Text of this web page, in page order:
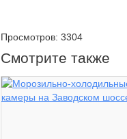
Просмотров: 3304
Смотрите также